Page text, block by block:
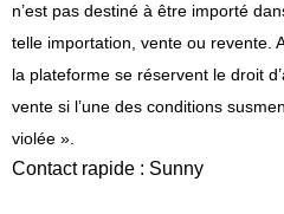
n’est pas destiné à être importé
telle importation, vente ou revente.
la plateforme se réservent le droit
vente si l’une des conditions
violée ».
Contact rapide : Sunny